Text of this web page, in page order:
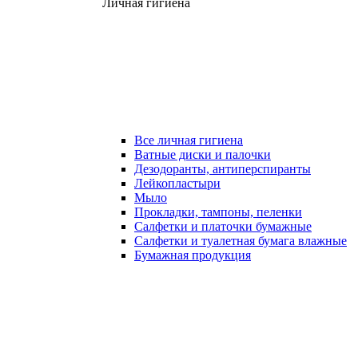
Личная гигиена
Все личная гигиена
Ватные диски и палочки
Дезодоранты, антиперспиранты
Лейкопластыри
Мыло
Прокладки, тампоны, пеленки
Салфетки и платочки бумажные
Салфетки и туалетная бумага влажные
Бумажная продукция